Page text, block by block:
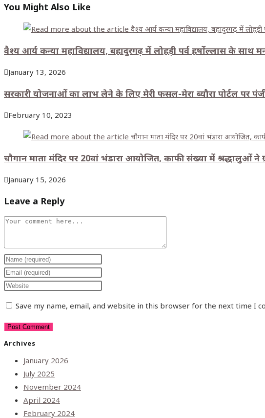
You Might Also Like
वैश्य आर्य कन्या महाविद्यालय, बहादुरगढ़ में लोहड़ी पर्व हर्षाेल्लास के साथ
January 13, 2026
सरकारी योजनाओं का लाभ लेने के लिए मेरी फसल-मेरा ब्यौरा पोर्टल पर
February 10, 2023
चौगान माता मंदिर पर 20वां भंडारा आयोजित, काफी संख्या में श्रद्धालुओं ने
January 15, 2026
Leave a Reply
Save my name, email, and website in this browser for the next time I
Archives
January 2026
July 2025
November 2024
April 2024
February 2024